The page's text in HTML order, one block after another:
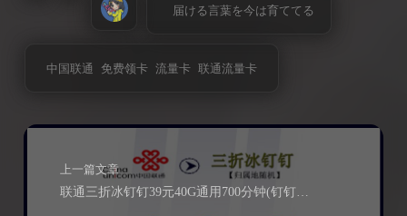
届ける言葉を今は育ててる
中国联通 免费领卡 流量卡 联通流量卡
上一篇文章